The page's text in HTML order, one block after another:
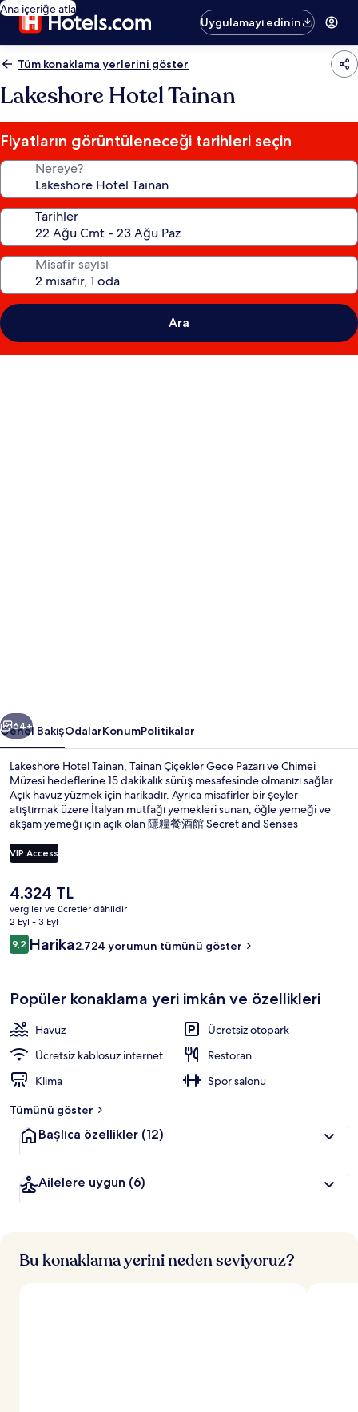
Ana içeriğe atla
Uygulamayı edinin
Tüm konaklama yerlerini göster
Lakeshore Hotel Tainan
Fiyatların görüntüleneceği tarihleri seçin
Nereye?
Tarihler
Misafir sayısı
Ara
Sonraki
64+
Genel BakışOdalarKonumPolitikalar
Lakeshore Hotel Tainan, Tainan Çiçekler Gece Pazarı ve Chimei
Müzesi hedeflerine 15 dakikalık sürüş mesafesinde olmanızı sağlar.
Açık havuz yüzmek için harikadır. Ayrıca misafirler bir şeyler
atıştırmak üzere İtalyan mutfağı yemekleri sunan, öğle yemeği ve
akşam yemeği için açık olan 隱糧餐酒館 Secret and Senses
öne çıkan özellikler arasındadır. Misafirler yardıma hazır personel ve
kahvaltı ile ilgili harika yorumlarda bulunuyor.
VIP Access
Şu
anki
fiyat
4.324 TL
4.324 TL
vergiler ve ücretler dâhildir
2 Eyl - 3 Eyl
Yorumlar
9,29,2/10
Harika2.724 yorumun tümünü göster
Popüler konaklama yeri imkân ve özellikleri
Havuz
Ücretsiz otopark
Ücretsiz kablosuz internet
Restoran
Klima
Spor salonu
Tümünü göster
Başlıca özellikler (12)
Ailelere uygun (6)
Bu konaklama yerini neden seviyoruz?